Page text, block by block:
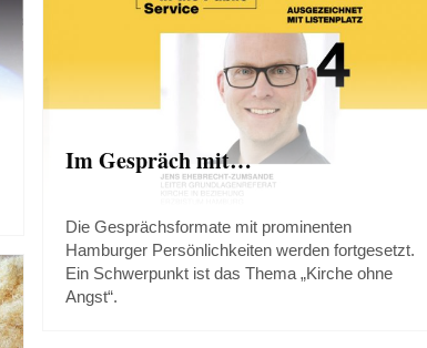
Im Gespräch mit…
Die Gesprächsformate mit prominenten
Hamburger Persönlichkeiten werden fortgesetzt.
Ein Schwerpunkt ist das Thema „Kirche ohne
Angst“.